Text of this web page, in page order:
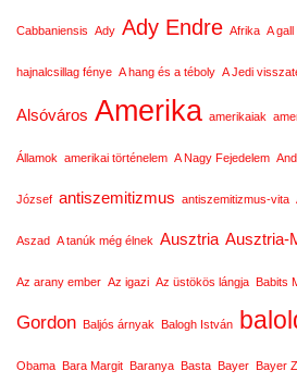
Cabbaniensis Ady Ady Endre Afrika A
hajnalcsillag fénye A hang és a téboly A Jedi
Alsóváros Amerika amerikaiak
Államok amerikai történelem A Nagy Fejedelem
József antiszemitizmus antiszemitizmus-vita
Aszad A tanúk még élnek Ausztria Ausztria-
Az arany ember Az igazi Az üstökös lángja Babits
Gordon Baljós árnyak Balogh István
Obama Bara Margit Baranya Basta Bayer Bayer